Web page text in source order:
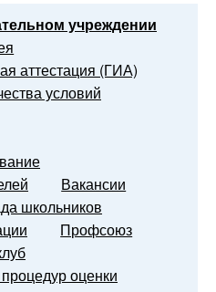
учреждении
аттестация (ГИА)
условий
Вакансии
школьников
Профсоюз
оценки